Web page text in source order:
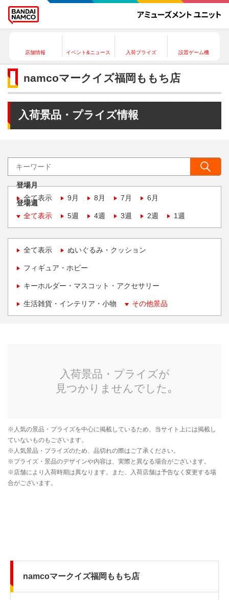
店舗情報 イベント&ニュース 入荷プライズ 設置ゲーム機
namcoマークイズ福岡ももち店
入荷景品・プライズ情報
登場月
全て表示
9月 8月 7月 6月
登場週
全て表示
5週 4週 3週 2週 1週
全て表示 ぬいぐるみ・クッション
フィギュア・ホビー
キーホルダー・マスコット・アクセサリー
生活雑貨・インテリア・小物 その他景品
namcoマークイズ福岡ももち店